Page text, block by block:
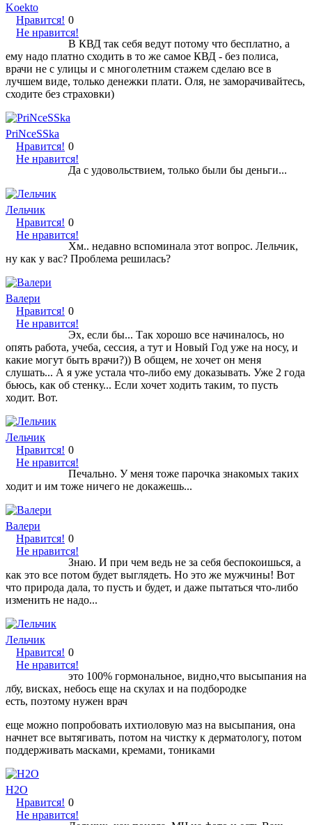
Koekto
Нравится!
Не нравится!
0
В КВД так себя ведут потому что бесплатно, а
ему надо платно сходить в то же самое КВД - без полиса,
врачи не с улицы и с многолетним стажем сделаю все в
лучшем виде, только денежки плати. Оля, не заморачивайтесь,
сходите без страховки)
PriNceSSka
Нравится!
Не нравится!
0
Да с удовольствием, только были бы деньги...
Лельчик
Нравится!
Не нравится!
0
Хм.. недавно вспоминала этот вопрос. Лельчик,
ну как у вас? Проблема решилась?
Валери
Нравится!
Не нравится!
0
Эх, если бы... Так хорошо все начиналось, но
опять работа, учеба, сессия, а тут и Новый Год уже на носу, и
какие могут быть врачи?)) В общем, не хочет он меня
слушать... А я уже устала что-либо ему доказывать. Уже 2 года
бьюсь, как об стенку... Если хочет ходить таким, то пусть
ходит. Вот.
Лельчик
Нравится!
Не нравится!
0
Печально. У меня тоже парочка знакомых таких
ходит и им тоже ничего не докажешь...
Валери
Нравится!
Не нравится!
0
Знаю. И при чем ведь не за себя беспокоишься, а
как это все потом будет выглядеть. Но это же мужчины! Вот
что природа дала, то пусть и будет, и даже пытаться что-либо
изменить не надо...
Лельчик
Нравится!
Не нравится!
0
это 100% гормональное, видно,что высыпания на
лбу, висках, небось еще на скулах и на подбородке
есть, поэтому нужен врач
еще можно попробовать ихтиоловую маз на высыпания, она
начнет все вытягивать, потом на чистку к дерматологу, потом
поддерживать масками, кремами, тониками
H2O
Нравится!
Не нравится!
0